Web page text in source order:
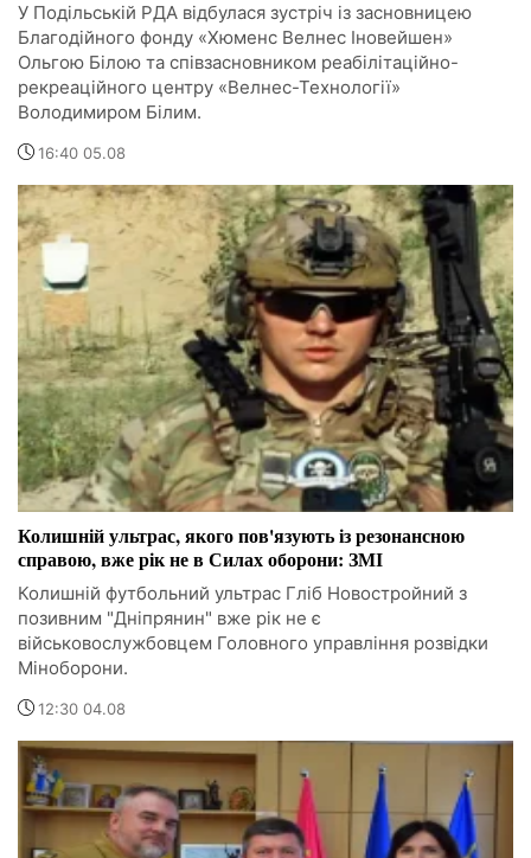
У Подільській РДА відбулася зустріч із засновницею
Благодійного фонду «Хюменс Велнес Іновейшен»
Ольгою Білою та співзасновником реабілітаційно-
рекреаційного центру «Велнес-Технології»
Володимиром Білим.
16:40 05.08
Колишній ультрас, якого пов'язують із резонансною
справою, вже рік не в Силах оборони: ЗМІ
Колишній футбольний ультрас Гліб Новостройний з
позивним "Дніпрянин" вже рік не є
військовослужбовцем Головного управління розвідки
Міноборони.
12:30 04.08